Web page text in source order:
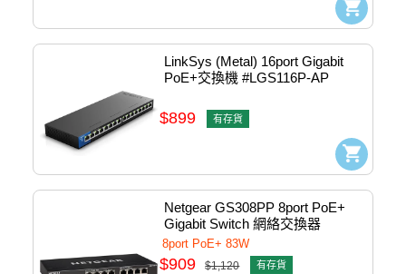
LinkSys (Metal) 16port Gigabit
PoE+交換機 #LGS116P-AP
$899 有存貨
Netgear GS308PP 8port PoE+
Gigabit Switch 網絡交換器
8port PoE+ 83W
$909 $1,120 有存貨